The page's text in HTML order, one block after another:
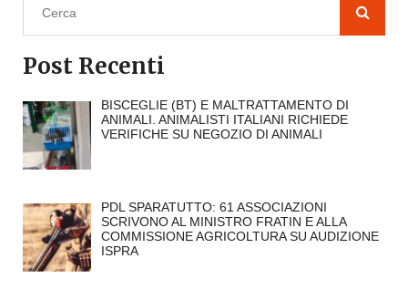
Post Recenti
BISCEGLIE (BT) E MALTRATTAMENTO DI
ANIMALI. ANIMALISTI ITALIANI RICHIEDE
VERIFICHE SU NEGOZIO DI ANIMALI
PDL SPARATUTTO: 61 ASSOCIAZIONI
SCRIVONO AL MINISTRO FRATIN E ALLA
COMMISSIONE AGRICOLTURA SU AUDIZIONE
ISPRA